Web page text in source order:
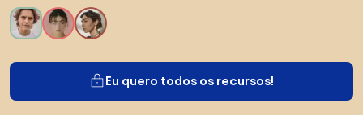
Eu quero todos os recursos!